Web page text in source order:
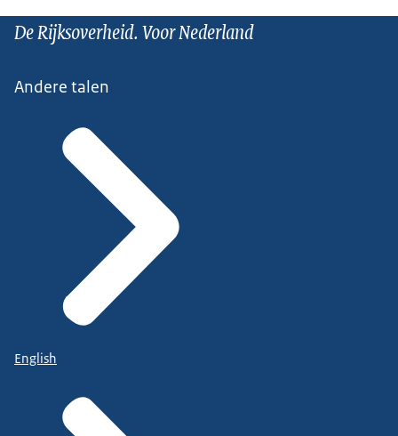
De Rijksoverheid. Voor Nederland
Andere talen
English